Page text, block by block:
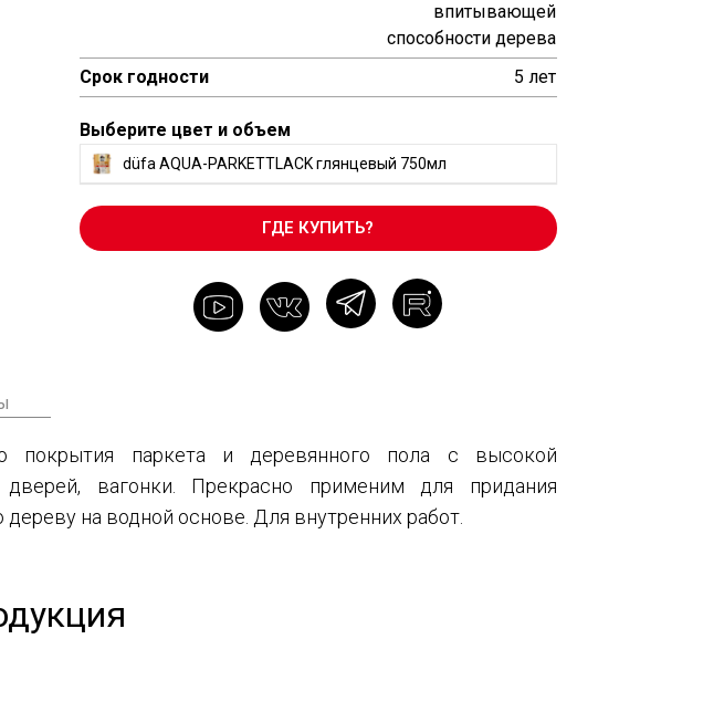
впитывающей
способности дерева
Срок годности
5 лет
Выберите цвет и объем
düfa AQUA-PARKETTLACK глянцевый 750мл
ГДЕ КУПИТЬ?
покрытия паркета и деревянного пола с высокой
вагонки. Прекрасно применим для придания
на водной основе. Для внутренних работ.